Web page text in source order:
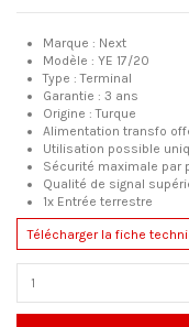
Marque : Next
Modèle : YE 17/20
Type : Terminal
Garantie : 3 ans
Origine : Turque
Alimentation transfo
Utilisation possible
Sécurité maximale par
Qualité de signal
1x Entrée terrestre
Télécharger la fiche